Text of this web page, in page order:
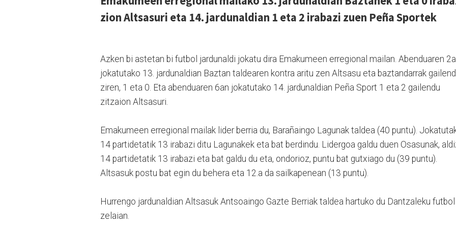
zion Altsasuri eta 14. jardunaldian 1 eta 2 irabazi zuen Peña Sportek
Azken bi astetan bi futbol jardunaldi jokatu dira Emakumeen erregional mailan. Abenduaren
jokatutako 13. jardunaldian Baztan taldearen kontra aritu zen Altsasu eta baztandarrak
ziren, 1 eta 0. Eta abenduaren 6an jokatutako 14. jardunaldian Peña Sport 1 eta 2 gailendu
zitzaion Altsasuri.
Emakumeen erregional mailak lider berria du, Barañaingo Lagunak taldea (40 puntu).
14 partidetatik 13 irabazi ditu Lagunakek eta bat berdindu. Lidergoa galdu duen Osasunak,
14 partidetatik 13 irabazi eta bat galdu du eta, ondorioz, puntu bat gutxiago du (39 puntu).
Altsasuk postu bat egin du behera eta 12.a da sailkapenean (13 puntu).
Hurrengo jardunaldian Altsasuk Antsoaingo Gazte Berriak taldea hartuko du Dantzaleku futbol
zelaian.